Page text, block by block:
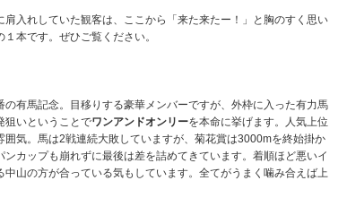
入れしていた観客は、ここから「来た来たー！」と胸のすく思い
本です。ぜひご覧ください。
有馬記念。目移りする豪華メンバーですが、外枠に入った有力馬
狙いということでワンアンドオンリーを本命に挙げます。人気上位
気。馬は2戦連続大敗していますが、菊花賞は3000mを終始掛か
カップも崩れずに最後は差を詰めてきています。着順ほど悪いイ
山の方が合っている気もしています。全てがうまく噛み合えば上